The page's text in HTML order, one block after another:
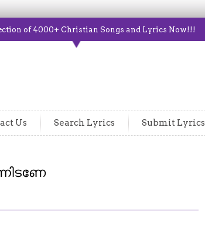
of 4000+ Christian Songs and Lyrics Now!!!
Us Search Lyrics Submit Lyrics